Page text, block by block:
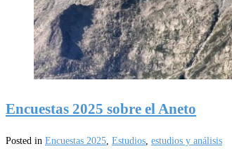
Encuestas 2025 sobre el Aneto
Posted in Encuestas 2025, Estudios, estudios y análisis